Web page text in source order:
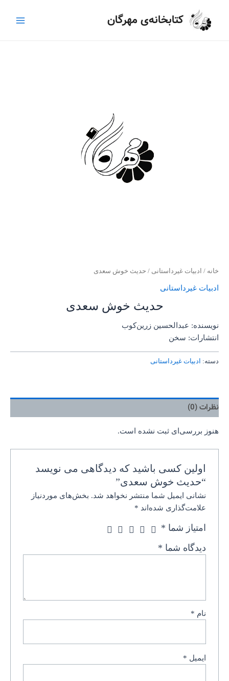
کتابخانه‌ی مهرگان
خانه / ادبیات غیرداستانی / حدیث خوش سعدی
ادبیات غیرداستانی
حدیث خوش سعدی
نویسنده: عبدالحسین زرین‌کوب
انتشارات: سخن
دسته: ادبیات غیرداستانی
نظرات (0)
هنوز بررسی‌ای ثبت نشده است.
اولین کسی باشید که دیدگاهی می نویسد
“حدیث خوش سعدی”
نشانی ایمیل شما منتشر نخواهد شد. بخش‌های موردنیاز
علامت‌گذاری شده‌اند *
امتیاز شما *
دیدگاه شما *
نام *
ایمیل *